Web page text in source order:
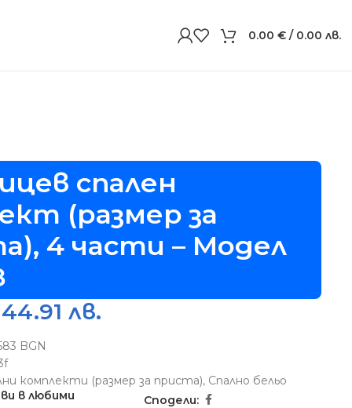
0.00 € / 0.00 лв.
спален
(размер за
4 части – Модел
лв.
BGN
комплекти (размер за приста), Спално бельо
в любими
Сподели: